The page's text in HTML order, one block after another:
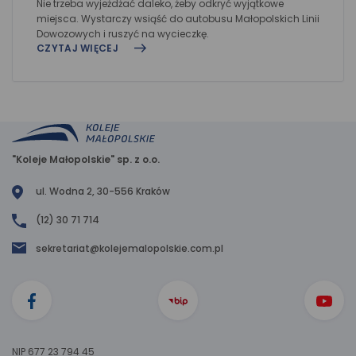
Nie trzeba wyjeżdżać daleko, żeby odkryć wyjątkowe
miejsca. Wystarczy wsiąść do autobusu Małopolskich Linii
Dowozowych i ruszyć na wycieczkę.
CZYTAJ WIĘCEJ
"Koleje Małopolskie" sp. z o.o.
ul. Wodna 2, 30-556 Kraków
(12) 30 71 714
sekretariat@kolejemalopolskie.com.pl
NIP 677 23 794 45